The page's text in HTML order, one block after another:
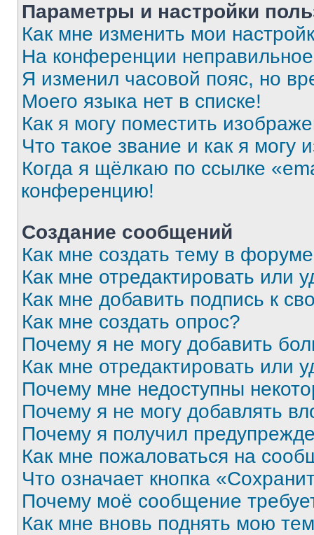
Параметры и настройки
Как мне изменить мои
На конференции
Я изменил часовой пояс, но
Моего языка нет в списке!
Как я могу поместить
Что такое звание и как я могу
Когда я щёлкаю по ссылке
конференцию!
Создание сообщений
Как мне создать тему в
Как мне отредактировать или
Как мне добавить подпись к
Как мне создать опрос?
Почему я не могу добавить
Как мне отредактировать или
Почему мне недоступны
Почему я не могу добавлять
Почему я получил
Как мне пожаловаться на
Что означает кнопка
Почему моё сообщение
Как мне вновь поднять мою